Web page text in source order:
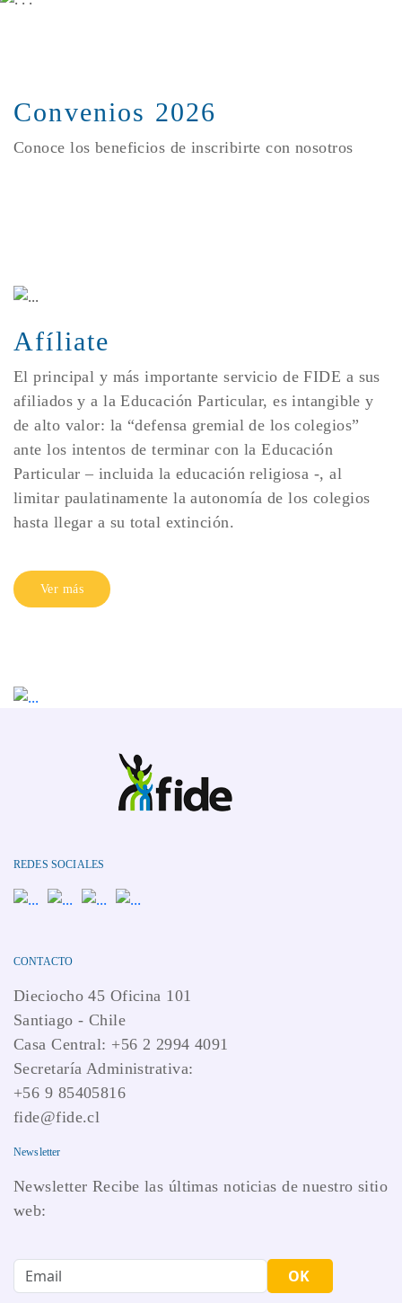
Convenios 2026
Conoce los beneficios de inscribirte con nosotros
Afíliate
El principal y más importante servicio de FIDE a sus
afiliados y a la Educación Particular, es intangible y
de alto valor: la “defensa gremial de los colegios”
ante los intentos de terminar con la Educación
Particular – incluida la educación religiosa -, al
limitar paulatinamente la autonomía de los colegios
hasta llegar a su total extinción.
Ver más
REDES SOCIALES
CONTACTO
Dieciocho 45 Oficina 101
Santiago - Chile
Casa Central: +56 2 2994 4091
Secretaría Administrativa:
+56 9 85405816
fide@fide.cl
Newsletter
Newsletter Recibe las últimas noticias de nuestro sitio
web:
OK